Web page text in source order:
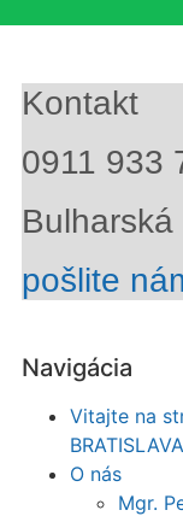
Kontakt
0911 933
pošlite
Navigácia
Vitajte na
BRATISLAVA
O nás
Mgr.